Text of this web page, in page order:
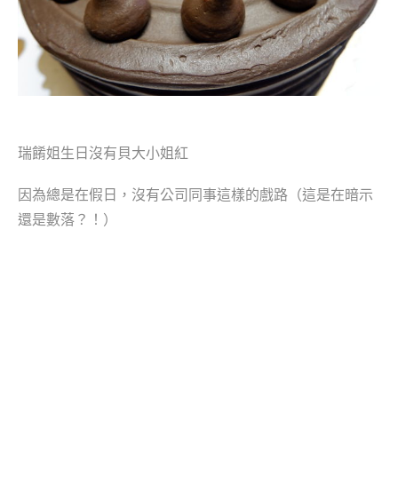
瑞餚姐生日沒有貝大小姐紅
因為總是在假日，沒有公司同事這樣的戲路（這是在暗示
還是數落？！）